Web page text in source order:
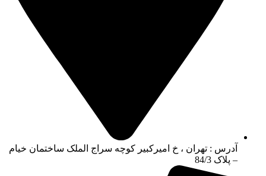
آدرس : تهران ، خ امیرکبیر کوچه سراج الملک ساختمان خیام
– پلاک 84/3